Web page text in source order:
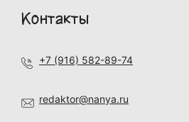
Контакты
+7 (916) 582-89-74
redaktor@nanya.ru